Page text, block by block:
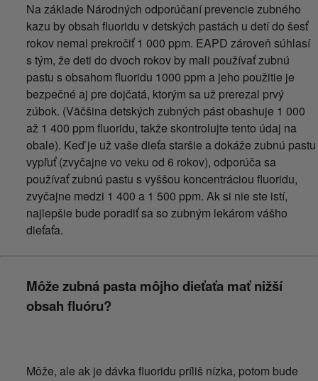
Na základe Národných odporúčaní prevencie zubného
kazu by obsah fluoridu v detských pastách u detí do šesť
rokov nemal prekročiť 1 000 ppm. EAPD zároveň súhlasí
s tým, že deti do dvoch rokov by mali používať zubnú
pastu s obsahom fluoridu 1000 ppm a jeho použitie je
bezpečné aj pre dojčatá, ktorým sa už prerezal prvý
zúbok. (Väčšina detských zubných pást obashuje 1 000
až 1 400 ppm fluoridu, takže skontrolujte tento údaj na
obale). Keď je už vaše dieťa staršie a dokáže zubnú pastu
vypľuť (zvyčajne vo veku od 6 rokov), odporúča sa
používať zubnú pastu s vyššou koncentráciou fluoridu,
zvyčajne medzi 1 400 a 1 500 ppm. Ak si nie ste istí,
najlepšie bude poradiť sa so zubným lekárom vášho
dieťaťa.
Môže zubná pasta môjho dieťaťa mať nižší
obsah fluóru?
Môže, ale ak je dávka fluoridu príliš nízka, potom bude